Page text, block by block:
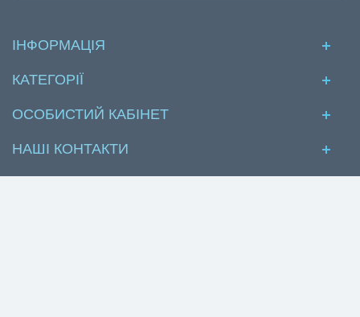
ІНФОРМАЦІЯ
КАТЕГОРІЇ
ОСОБИСТИЙ КАБІНЕТ
НАШІ КОНТАКТИ